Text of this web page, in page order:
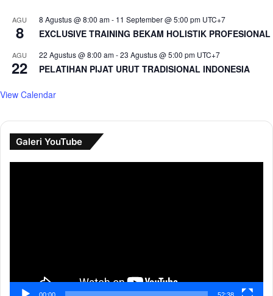
AGU
8
8 Agustus @ 8:00 am- 11 September @ 5:00 pm UTC+7
EXCLUSIVE TRAINING BEKAM HOLISTIK PROFESIONAL
AGU
22
22 Agustus @ 8:00 am-23 Agustus @ 5:00 pm UTC+7
PELATIHAN PIJAT URUT TRADISIONAL INDONESIA
View Calendar
Galeri YouTube